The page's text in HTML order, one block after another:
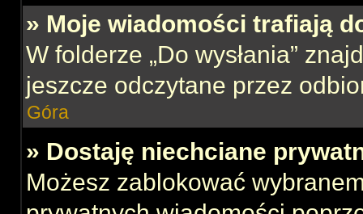
» Moje wiadomości trafiają
W folderze „Do wysłania”
jeszcze odczytane przez
Góra
» Dostaję niechciane
Możesz zablokować